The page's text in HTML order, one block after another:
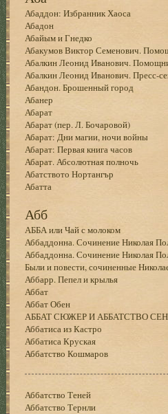
Абаддон: Избранник Хаоса
Абадон
Абайым и Гнедко
Абакумов Виктор Семенович.
Абалкин Леонид Иванович.
Абалкин Леонид Иванович. Пресс-
Абандон. Брошенный город
Абанер
Абарат
Абарат (пер. Л. Бочаровой)
Абарат: Дни магии, ночи войны
Абарат: Первая книга часов
Абарат. Абсолютная полночь
Абатството Нортангър
Абатта
Абб
АББА или Чай с молоком
Аббаддонна. Сочинение Николая
Аббаддонна. Сочинение Николая
Были и повести, сочиненные
Аббарр. Пепел и крылья
Аббат
Аббат Обен
АББАТ СЮЖЕР И АББАТСТВО
Аббатиса из Кастро
Аббатиса Круская
Аббатство Кошмаров
Аббатство Теней
Аббатство Тернли